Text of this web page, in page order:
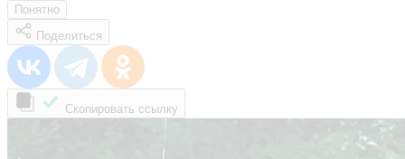
Понятно
Поделиться
Скопировать ссылку